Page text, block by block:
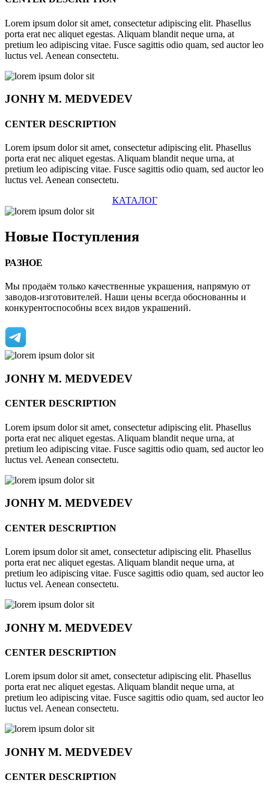
Lorem ipsum dolor sit amet, consectetur adipiscing elit. Phasellus
porta erat nec aliquet egestas. Aliquam blandit neque urna, at
pretium leo adipiscing vitae. Fusce sagittis odio quam, sed auctor leo
luctus vel. Aenean consectetu.
JONHYM. MEDVEDEV
CENTER DESCRIPTION
Lorem ipsum dolor sit amet, consectetur adipiscing elit. Phasellus
porta erat nec aliquet egestas. Aliquam blandit neque urna, at
pretium leo adipiscing vitae. Fusce sagittis odio quam, sed auctor leo
luctus vel. Aenean consectetu.
КАТАЛОГ
Новые Поступления
РАЗНОЕ
Мы продаём только качественные украшения, напрямую от
заводов-изготовителей. Наши цены всегда обоснованны и
конкурентоспособны всех видов украшений.
JONHYM. MEDVEDEV
CENTER DESCRIPTION
Lorem ipsum dolor sit amet, consectetur adipiscing elit. Phasellus
porta erat nec aliquet egestas. Aliquam blandit neque urna, at
pretium leo adipiscing vitae. Fusce sagittis odio quam, sed auctor leo
luctus vel. Aenean consectetu.
JONHYM. MEDVEDEV
CENTER DESCRIPTION
Lorem ipsum dolor sit amet, consectetur adipiscing elit. Phasellus
porta erat nec aliquet egestas. Aliquam blandit neque urna, at
pretium leo adipiscing vitae. Fusce sagittis odio quam, sed auctor leo
luctus vel. Aenean consectetu.
JONHYM. MEDVEDEV
CENTER DESCRIPTION
Lorem ipsum dolor sit amet, consectetur adipiscing elit. Phasellus
porta erat nec aliquet egestas. Aliquam blandit neque urna, at
pretium leo adipiscing vitae. Fusce sagittis odio quam, sed auctor leo
luctus vel. Aenean consectetu.
JONHYM. MEDVEDEV
CENTER DESCRIPTION